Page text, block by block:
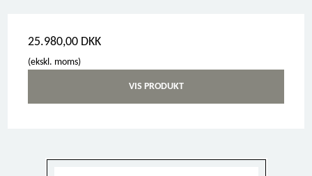
25.980,00 DKK
(ekskl. moms)
VIS PRODUKT